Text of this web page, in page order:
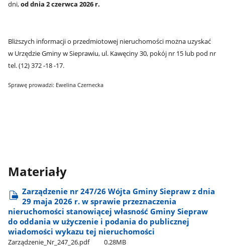
dni,od dnia 2 czerwca 2026 r.
Bliższych informacji o przedmiotowej nieruchomości można uzyskać
w Urzędzie Gminy w Sieprawiu, ul. Kawęciny 30, pokój nr 15 lub pod nr
tel. (12) 372 -18 -17.
Sprawę prowadzi: Ewelina Czernecka
Materiały
Zarządzenie nr 247/26 Wójta Gminy Siepraw z dnia
29 maja 2026 r. w sprawie przeznaczenia
nieruchomości stanowiącej własność Gminy Siepraw
do oddania w użyczenie i podania do publicznej
wiadomości wykazu tej nieruchomości
Zarządzenie​_Nr​_247​_26.pdf 0.28MB